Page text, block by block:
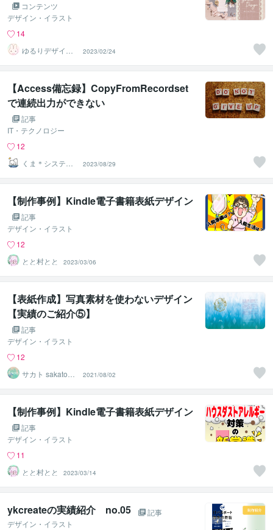
コンテンツ
デザイン・イラスト
14
ゆるりデザイン
＠夏季休暇中
2023/02/24
【Access備忘録】CopyFromRecordset
で連続出力ができない
記事
IT・テクノロジー
12
くま＊システム
屋兼小説書き
2023/08/29
【制作事例】Kindle電子書籍表紙デザイン
記事
デザイン・イラスト
12
とと村とと
2023/03/06
【表紙作成】写真素材を使わないデザイン
【実績のご紹介⑤】
記事
デザイン・イラスト
12
サカト sakato_d
esign
2021/08/02
【制作事例】Kindle電子書籍表紙デザイン
記事
デザイン・イラスト
11
とと村とと
2023/03/14
ykcreateの実績紹介 no.05
記事
デザイン・イラスト